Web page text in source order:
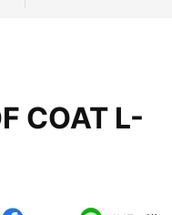
店のひとCOAT L-